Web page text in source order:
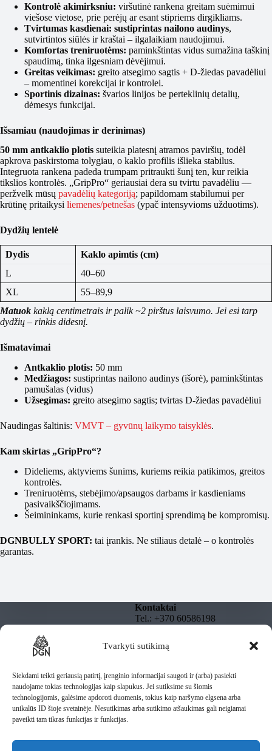
Tvarkyti sutikimą
Siekdami teikti geriausią patirtį, įrenginio informacijai saugoti ir (arba) pasiekti
naudojame tokias technologijas kaip slapukus. Jei sutiksime su šiomis
technologijomis, galėsime apdoroti duomenis, tokius kaip naršymo elgsena arba
unikalūs ID šioje svetainėje. Nesutikimas arba sutikimo atšaukimas gali neigiamai
paveikti tam tikras funkcijas ir funkcijas.
Kontrolė akimirksniu: viršutinė rankena greitam suėmimui
viešose vietose, prie perėjų ar esant stipriems dirgikliams.
Tvirtumas kasdienai: sustiprintas nailono audinys,
sutvirtintos siūlės ir kraštai – ilgalaikiam naudojimui.
Komfortas treniruotėms: paminkštintas vidus sumažina taškinį
spaudimą, tinka ilgesniam dėvėjimui.
Greitas veikimas: greito atsegimo sagtis + D-žiedas pavadėliui
– momentinei korekcijai ir kontrolei.
Sportinis dizainas: švarios linijos be perteklinių detalių,
dėmesys funkcijai.
Išsamiau (naudojimas ir derinimas)
50 mm antkaklio plotis suteikia platesnį atramos paviršių, todėl
apkrova paskirstoma tolygiau, o kaklo profilis išlieka stabilus.
Integruota rankena padeda trumpam pritraukti šunį ten, kur reikia
tikslios kontrolės. „GripPro“ geriausiai dera su tvirtu pavadėliu —
peržvelk mūsų pavadėlių kategoriją; papildomam stabilumui per
krūtinę pritaikysi liemenes/petnešas (ypač intensyvioms užduotims).
Dydžių lentelė
Dydis
Kaklo apimtis (cm)
L
40–60
XL
55–89,9
Matuok kaklą centimetrais ir palik ~2 pirštus laisvumo. Jei esi tarp
dydžių – rinkis didesnį.
Išmatavimai
Antkaklio plotis: 50 mm
Medžiagos: sustiprintas nailono audinys (išorė), paminkštintas
pamušalas (vidus)
Užsegimas: greito atsegimo sagtis; tvirtas D-žiedas pavadėliui
Naudingas šaltinis: VMVT – gyvūnų laikymo taisyklės.
Kam skirtas „GripPro“?
Dideliems, aktyviems šunims, kuriems reikia patikimos, greitos
kontrolės.
Treniruotėms, stebėjimo/apsaugos darbams ir kasdieniams
pasivaikščiojimams.
Šeimininkams, kurie renkasi sportinį sprendimą be kompromisų.
DGNBULLY SPORT: tai įrankis. Ne stiliaus detalė – o kontrolės
garantas.
Informacija
Taisyklės
Pristatymas
Kontaktai
Tel.: +370 60586198
DGNBULLY – Tomas
Daugnoras
Individuali veikla pagal
pažymą